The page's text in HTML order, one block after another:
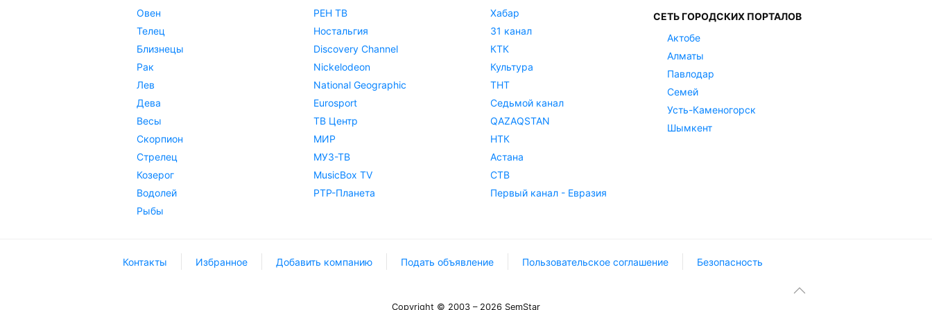
Овен
Телец
Близнецы
Рак
Лев
Дева
Весы
Скорпион
Стрелец
Козерог
Водолей
Рыбы
РЕН ТВ
Ностальгия
Discovery Channel
Nickelodeon
National Geographic
Eurosport
ТВ Центр
МИР
МУЗ-ТВ
MusicBox TV
РТР-Планета
Хабар
31 канал
КТК
Культура
ТНТ
Седьмой канал
QAZAQSTAN
НТК
Астана
СТВ
Первый канал - Евразия
СЕТЬ ГОРОДСКИХ ПОРТАЛОВ
Актобе
Алматы
Павлодар
Семей
Усть-Каменогорск
Шымкент
Контакты Избранное Добавить компанию Подать объявление Пользовательское соглашение Безопасность
Copyright © 2003 – 2026 SemStar